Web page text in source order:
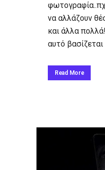
να αλλάζουν
και άλλα
αυτό
Read More